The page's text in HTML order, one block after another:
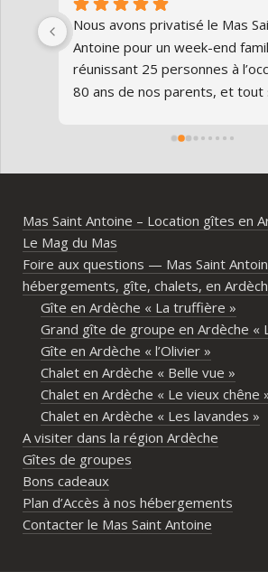
Nous avons privatisé le Mas
Antoine pour un week-end
réunissant 25 personnes à
80 ans de nos parents, et tout
domaine est superbe, très bien
différents gîtes permettent à
d’avoir son espace tout en
vrai lieu de rassemblement
partager les repas et les
immense merci également aux
propriétaires pour leur
écoute et leur gentillesse tout
l’organisation. Nous avons été
accompagnés avant le week-
nombreux conseils utiles, aussi
les prestataires que pour
générale de l’événement.Tout
simple, fluide et agréable. Les
recommandations données sur
étaient excellentes et nous ont
Mas Saint Antoine – Location gîtes en
Le Mag du Mas
Foire aux questions — Mas Saint
hébergements, gîte, chalets, en
Gîte en Ardèche « La truffière »
Grand gîte de groupe en Ardèche «
Gîte en Ardèche « l’Olivier »
Chalet en Ardèche « Belle vue »
Chalet en Ardèche « Le vieux chêne
Chalet en Ardèche « Les lavandes »
A visiter dans la région Ardèche
Gîtes de groupes
Bons cadeaux
Plan d’Accès à nos hébergements
Contacter le Mas Saint Antoine